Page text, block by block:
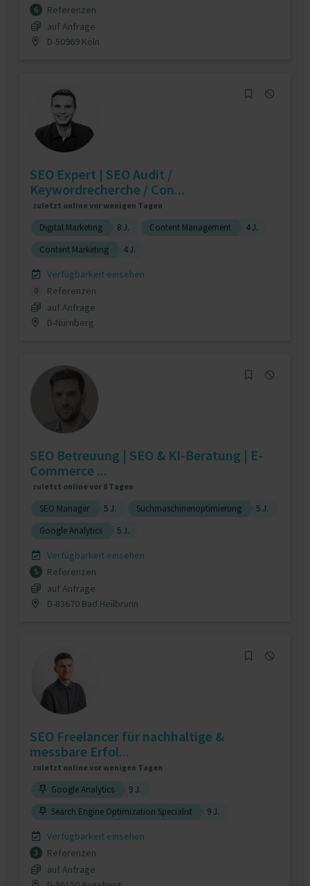
6
Referenzen
auf Anfrage
D-50969 Köln
SEO Expert | SEO Audit /
Keywordrecherche / Con...
zuletzt online vor wenigen Tagen
Digital Marketing 8 J. Content Management
4 J.
Content Marketing
4 J.
Verfügbarkeit einsehen
0
Referenzen
auf Anfrage
D-Nürnberg
SEO Betreuung | SEO & KI-Beratung | E-
Commerce ...
zuletzt online vor 8 Tagen
SEO Manager 5 J. Suchmaschinenoptimierung
5 J.
Google Analytics
5 J.
Verfügbarkeit einsehen
5
Referenzen
auf Anfrage
D-83670 Bad Heilbrunn
SEO Freelancer für nachhaltige &
messbare Erfol...
zuletzt online vor wenigen Tagen
Google Analytics
9 J.
Search Engine Optimization Specialist
9 J.
Verfügbarkeit einsehen
3
Referenzen
auf Anfrage